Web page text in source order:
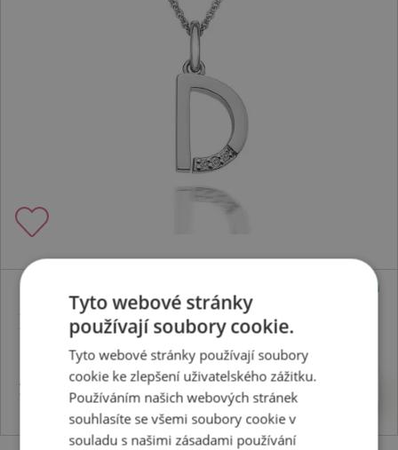
Skladem
Přívěsek Micro D Clasic DP404
1828 Kč Koupit
Tyto webové stránky
používají soubory cookie.
Tyto webové stránky používají soubory
cookie ke zlepšení uživatelského zážitku.
Používáním našich webových stránek
souhlasíte se všemi soubory cookie v
souladu s našimi zásadami používání